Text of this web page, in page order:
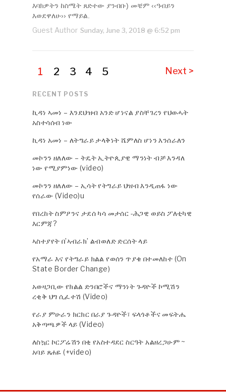
እባክዎትን ከስሜት ጸድተው ያንብቡ) መቼም ‹‹ዓብይን
እወደዋለሁ›› የማይል.
Guest Author Sunday, June 3, 2018 @ 6:52 pm
1 2 3 4 5 Next >
RECENT POSTS
ኪዳነ ኣመነ – እንደህዝብ አንድ ሆነናል ያስቸገረን የህወሓት
አስተሳሰብ ነው
ኪዳነ አመነ – ለትግራይ ታላቅነት ሼምለስ ሆነን እንሰራለን
መኮንን ዘለለው – ትዴት ኢትዮጲያዊ ማንነት ብቻ እንዳለ
ነው የሚያምነው (video)
መኮንን ዘለለው – ኢሳት የትግራይ ህዝብ እንዲጠፋ ነው
የሰራው (Video)u
የበረከት ስምዖንና ታደሰ ካሳ መታሰር -ሕጋዊ ወይስ ፖለቲካዊ
እርምጃ?
ኣስተያየት በ’ኣብራክ’ ልብወለድ ድርሰት ላይ
የአማራ እና የትግራይ ክልል የወሰን ጥያቄ በተመለከተ (On
State Border Change)
አወዛጋቢው የክልል ድንበሮችና ማንነት ጉዳዮች ኮሚሽን
ረቂቅ ህግ ሲፈተሽ (Video)
የራያ ምሁራን ክርክር በራያ ጉዳዮች፣ ፍላጎቶችና መፍትሔ
አቅጣጫዎች ላይ (Video)
ለስኳር ኮርፖሬሽን በቂ የአስተዳደር ስርዓት አልዘረጋሁም ~
አባይ ጸሐዬ (+video)